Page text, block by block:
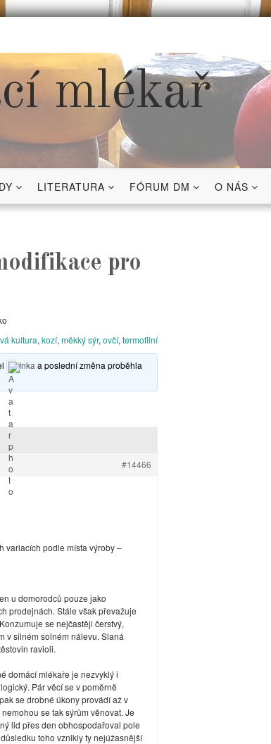
mlékař
LITERATURA FÓRUM DM O NÁS
pro
kultura, kozí, měkký sýr, ovčí, termofilní
Inka a poslední změna proběhla
#14466
variacích podle místa výroby –
u domorodců pouze jako
prodejnách. Stále však převažuje
se nejčastěji čerstvý,
v silném solném nálevu. Slaná
ravioli.
domácí mlékaře je nezvyklý i
Pár věcí se v poměrně
se drobné úkony provádí až v
se tak sýrům věnovat. Je
lid přes den obhospodařoval pole
toho vznikly ty nejúžasnější